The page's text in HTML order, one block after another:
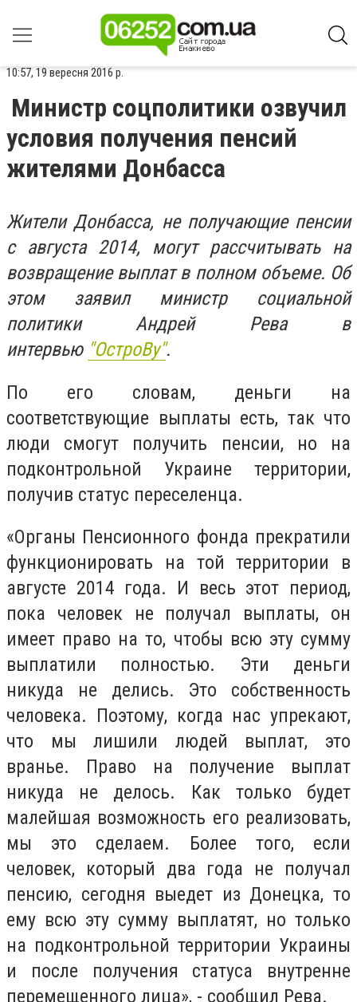
10:57, 19 вересня 2016 р.
Министр соцполитики озвучил
условия получения пенсий
жителями Донбасса
Жители Донбасса, не получающие пенсии
с августа 2014, могут рассчитывать на
возвращение выплат в полном объеме. Об
этом заявил министр социальной
политики Андрей Рева в
интервью "ОстроВу".
По его словам, деньги на
соответствующие выплаты есть, так что
люди смогут получить пенсии, но на
подконтрольной Украине территории,
получив статус переселенца.
«Органы Пенсионного фонда прекратили
функционировать на той территории в
августе 2014 года. И весь этот период,
пока человек не получал выплаты, он
имеет право на то, чтобы всю эту сумму
выплатили полностью. Эти деньги
никуда не делись. Это собственность
человека. Поэтому, когда нас упрекают,
что мы лишили людей выплат, это
вранье. Право на получение выплат
никуда не делось. Как только будет
малейшая возможность его реализовать,
мы это сделаем. Более того, если
человек, который два года не получал
пенсию, сегодня выедет из Донецка, то
ему всю эту сумму выплатят, но только
на подконтрольной территории Украины
и после получения статуса внутренне
перемещенного лица», - сообщил Рева.